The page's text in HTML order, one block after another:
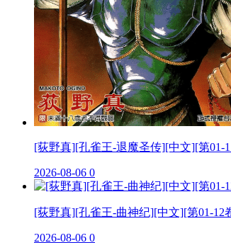
[荻野真][孔雀王-退魔圣传][中文][第01-
2026-08-06 0
[荻野真][孔雀王-曲神纪][中文][第01-12
2026-08-06 0